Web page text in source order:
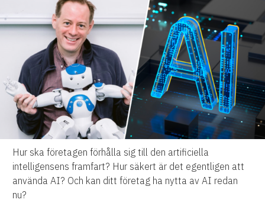
Hur ska företagen förhålla sig till den artificiella
intelligensens framfart? Hur säkert är det egentligen att
använda AI? Och kan ditt företag ha nytta av AI redan
nu?